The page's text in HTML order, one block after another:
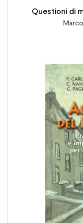
Questioni di
scienze